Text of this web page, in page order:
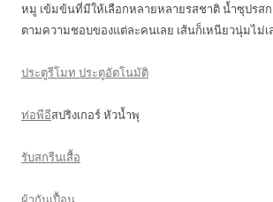
หมู เข้มข้นที่มีให้เลือกหลายหลายรสชาติ น้ำซุปรส
ตามความชอบของแต่ละคนเลย เส้นก็เหนียวนุ่มไม่
ประตูรีโมท ประตูอัตโนมัติ
ท่อพีอีสปริงเกอร์ หัวน้ำพุ
รับสกรีนเสื้อ